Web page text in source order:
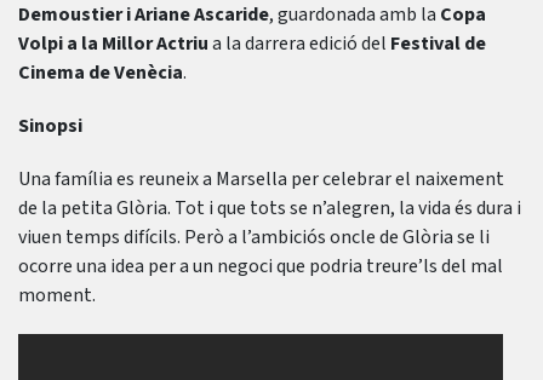
Demoustier i Ariane Ascaride, guardonada amb la Copa
Volpi a la Millor Actriua la darrera edició del Festival de
Cinema de Venècia.
Sinopsi
Una família es reuneix a Marsella per celebrar el naixement
de la petita Glòria. Tot i que tots se n’alegren, la vida és dura i
viuen temps difícils. Però a l’ambiciós oncle de Glòria se li
ocorre una idea per a un negoci que podria treure’ls del mal
moment.